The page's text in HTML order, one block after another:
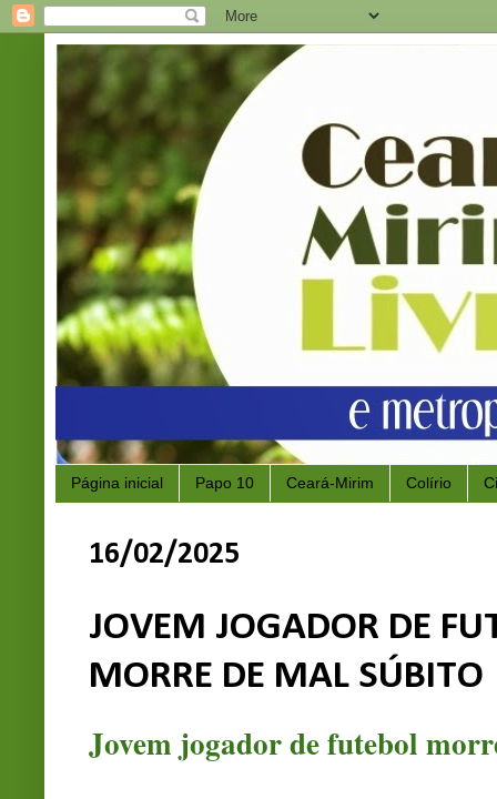
Página inicial Papo 10 Ceará-Mirim Colírio
16/02/2025
JOVEM JOGADOR DE
MORRE DE MAL SÚBITO
Jovem jogador de futebol